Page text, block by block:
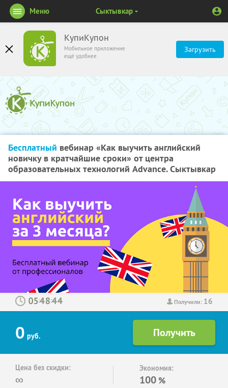
КупиКупон
Мобильное приложение
ещё удобнее
Загрузить
Меню Сыктывкар
Бесплатный вебинар «Как выучить английский
новичку в кратчайшие сроки» от центра
образовательных технологий Advance. Сыктывкар
Получили: 16
: :
0 руб.
Цена без скидки:
∞
Экономия:
100 %